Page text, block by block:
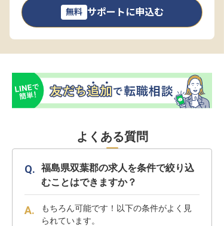
無料 サポートに申込む
よくある質問
福島県双葉郡の求人を条件で絞り込
むことはできますか？
もちろん可能です！以下の条件がよく見
られています。